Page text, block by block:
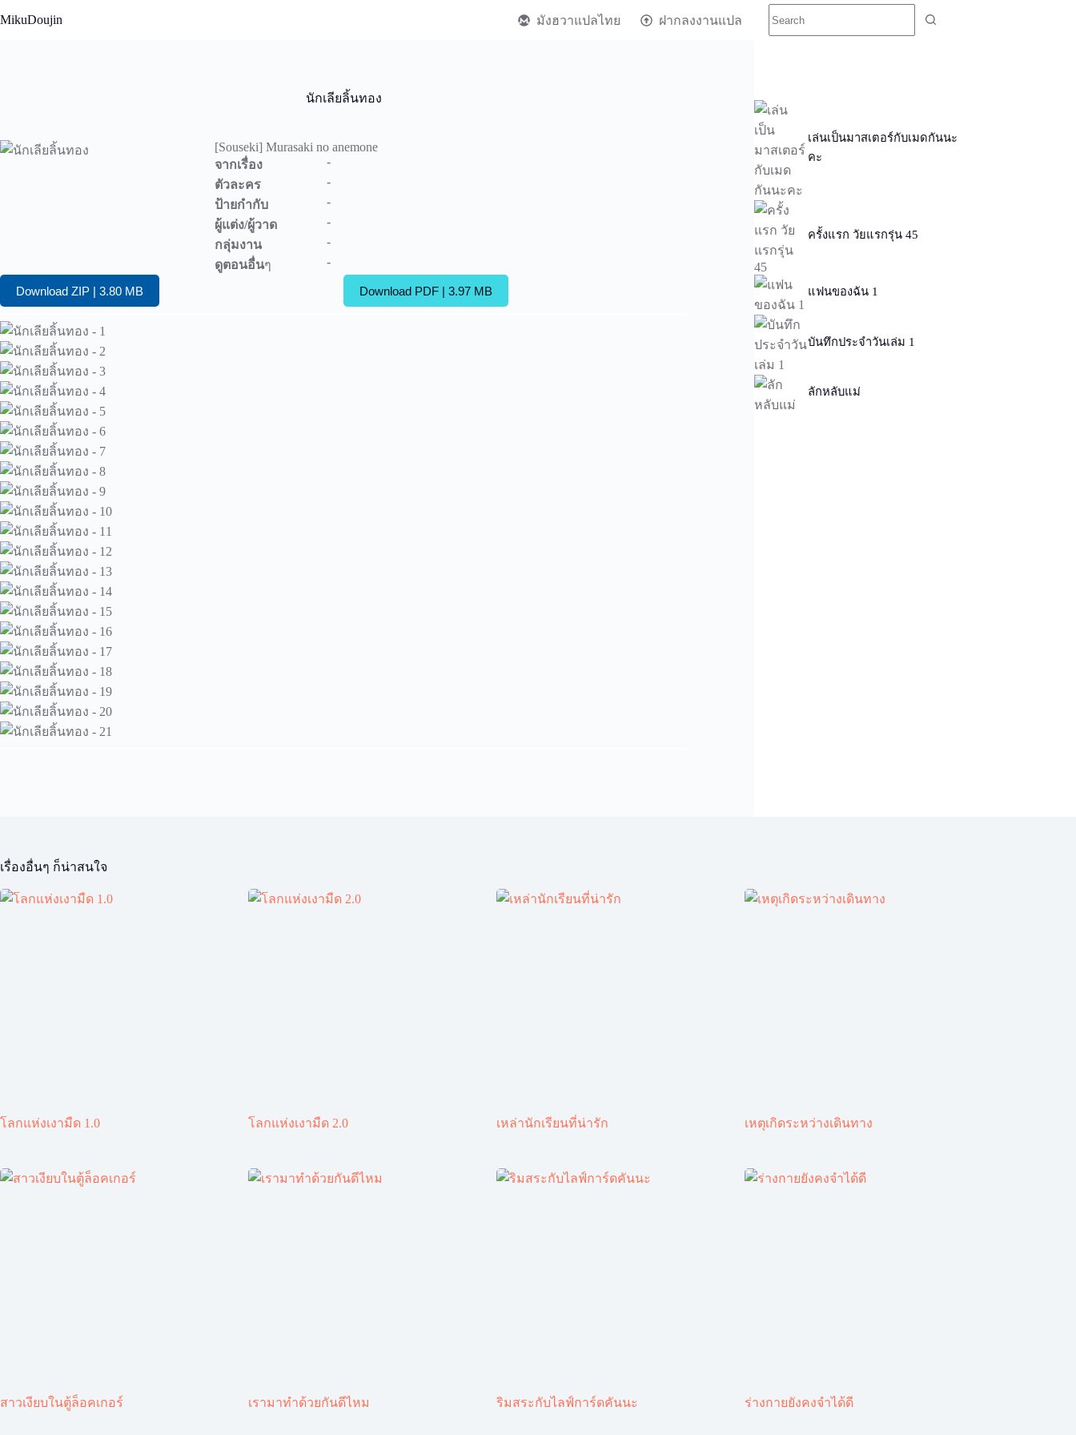
to
MikuDoujin มังฮวาแปลไทย ฝากลงงานแปล
นักเลียลิ้นทอง
[Souseki] Murasaki no anemone
จากเรื่อง
-
ตัวละคร
-
ป้ายกำกับ
-
ผู้แต่ง/ผู้วาด
-
กลุ่มงาน
-
ดูตอนอื่นๆ -
Download ZIP | 3.80 MB Download PDF | 3.97 MB
เล่นเป็นมาสเตอร์กับเมดกันนะ
คะ
ครั้งแรก วัยแรกรุ่น 45
แฟนของฉัน 1
บันทึกประจำวันเล่ม 1
ลักหลับแม่
เรื่องอื่นๆ ก็น่าสนใจ
โลกแห่งเงามืด 1.0 โลกแห่งเงามืด 2.0 เหล่านักเรียนที่น่ารัก เหตุเกิดระหว่างเดินทาง
สาวเงียบในตู้ล็อคเกอร์ เรามาทำด้วยกันดีไหม ริมสระกับไลฟ์การ์ดคันนะ ร่างกายยังคงจำได้ดี